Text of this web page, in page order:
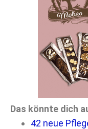
Das könnte dich
42 neue